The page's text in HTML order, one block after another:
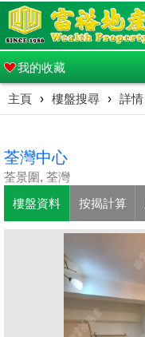
我的收藏
主頁 › 樓盤搜尋 › 詳情
荃灣中心
荃景圍, 荃灣
樓盤資料 按揭計算